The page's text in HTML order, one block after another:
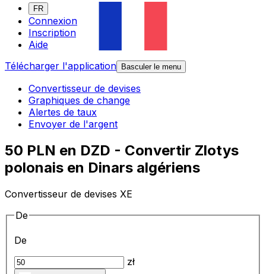
FR
Connexion
Inscription
Aide
Télécharger l'application
Basculer le menu
Convertisseur de devises
Graphiques de change
Alertes de taux
Envoyer de l'argent
50 PLN en DZD - Convertir Zlotys
polonais en Dinars algériens
Convertisseur de devises XE
De
De
zł